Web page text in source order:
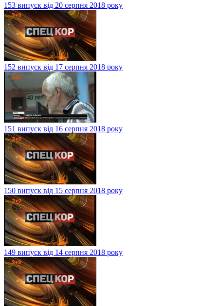
153 випуск від 20 серпня 2018 року
152 випуск від 17 серпня 2018 року
151 випуск від 16 серпня 2018 року
150 випуск від 15 серпня 2018 року
149 випуск від 14 серпня 2018 року